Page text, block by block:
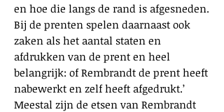
en hoe die langs de rand is afgesneden.
Bij de prenten spelen daarnaast ook
zaken als het aantal staten en
afdrukken van de prent en heel
belangrijk: of Rembrandt de prent heeft
nabewerkt en zelf heeft afgedrukt.’
Meestal zijn de etsen van Rembrandt